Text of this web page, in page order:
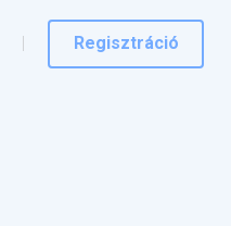
Regisztráció